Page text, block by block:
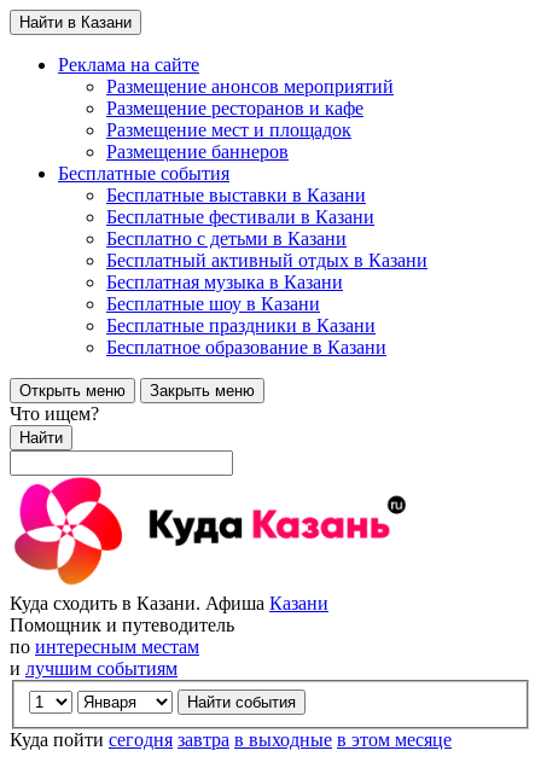
Найти в Казани
Реклама на сайте
Размещение анонсов мероприятий
Размещение ресторанов и кафе
Размещение мест и площадок
Размещение баннеров
Бесплатные события
Бесплатные выставки в Казани
Бесплатные фестивали в Казани
Бесплатно с детьми в Казани
Бесплатный активный отдых в Казани
Бесплатная музыка в Казани
Бесплатные шоу в Казани
Бесплатные праздники в Казани
Бесплатное образование в Казани
Открыть меню Закрыть меню
Что ищем?
Найти
Куда сходить в Казани. Афиша Казани
Помощник и путеводитель
по интересным местам
и лучшим событиям
Куда пойти сегодня завтра в выходные в этом месяце